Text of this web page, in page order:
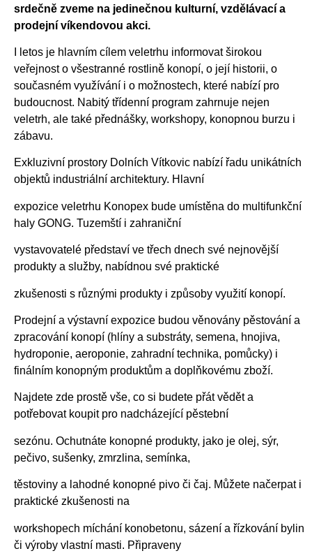
srdečně zveme na jedinečnou kulturní, vzdělávací a
prodejní víkendovou akci.
I letos je hlavním cílem veletrhu informovat širokou
veřejnost o všestranné rostlině konopí, o její historii, o
současném využívání i o možnostech, které nabízí pro
budoucnost. Nabitý třídenní program zahrnuje nejen
veletrh, ale také přednášky, workshopy, konopnou burzu i
zábavu.
Exkluzivní prostory Dolních Vítkovic nabízí řadu unikátních
objektů industriální architektury. Hlavní
expozice veletrhu Konopex bude umístěna do multifunkční
haly GONG. Tuzemští i zahraniční
vystavovatelé představí ve třech dnech své nejnovější
produkty a služby, nabídnou své praktické
zkušenosti s různými produkty i způsoby využití konopí.
Prodejní a výstavní expozice budou věnovány pěstování a
zpracování konopí (hlíny a substráty, semena, hnojiva,
hydroponie, aeroponie, zahradní technika, pomůcky) i
finálním konopným produktům a doplňkovému zboží.
Najdete zde prostě vše, co si budete přát vědět a
potřebovat koupit pro nadcházející pěstební
sezónu. Ochutnáte konopné produkty, jako je olej, sýr,
pečivo, sušenky, zmrzlina, semínka,
těstoviny a lahodné konopné pivo či čaj. Můžete načerpat i
praktické zkušenosti na
workshopech míchání konobetonu, sázení a řízkování bylin
či výroby vlastní masti. Připraveny